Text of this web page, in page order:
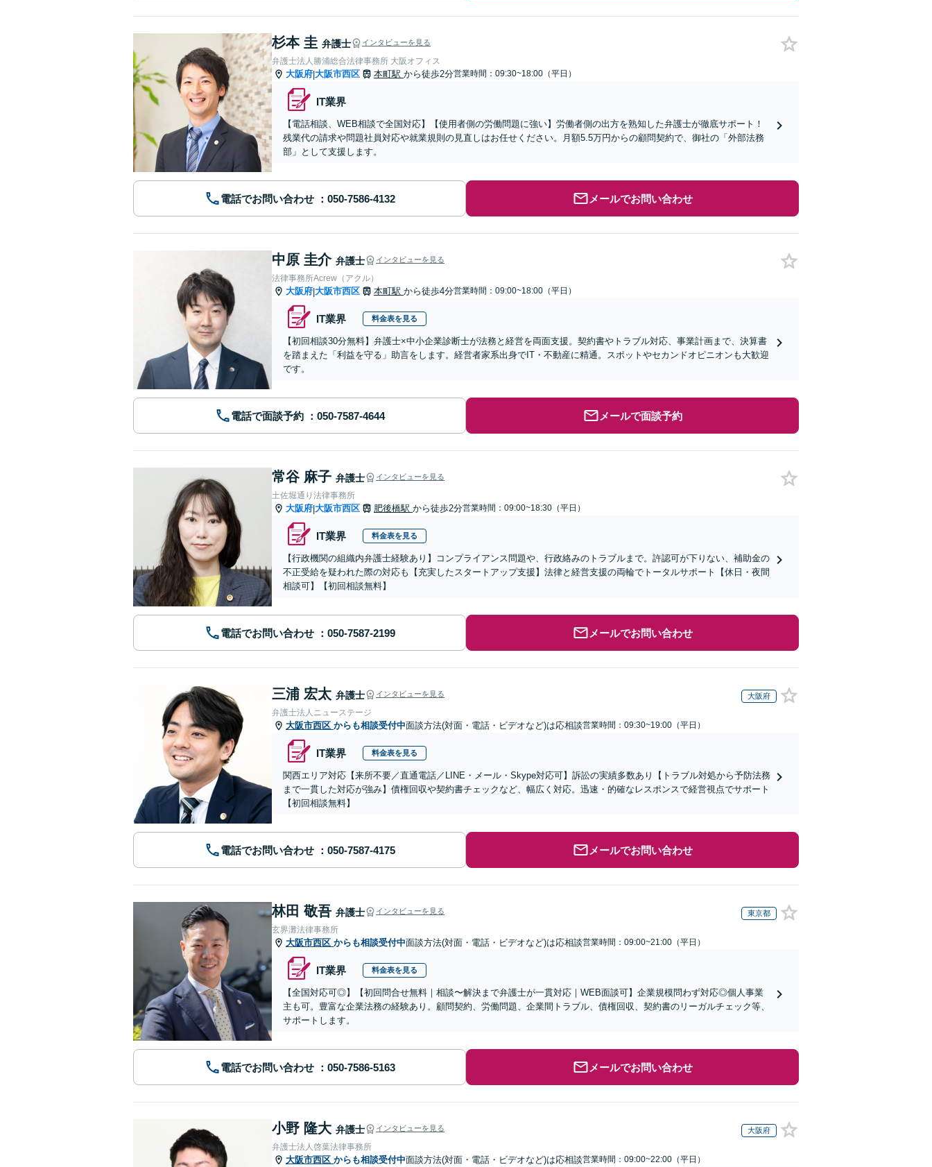
杉本 圭 弁護士 インタビューを見る
弁護士法人勝浦総合法律事務所 大阪オフィス
大阪府|大阪市西区 本町駅 から徒歩2分営業時間：09:30~18:00（平日）
IT業界
【電話相談、WEB相談で全国対応】【使用者側の労働問題に強い】労働者側の出方を熟知した弁護士が徹底サポート！
残業代の請求や問題社員対応や就業規則の見直しはお任せください。月額5.5万円からの顧問契約で、御社の「外部法務
部」として支援します。
電話でお問い合わせ メールでお問い合わせ
中原 圭介 弁護士 インタビューを見る
法律事務所Acrew（アクル）
大阪府|大阪市西区 本町駅 から徒歩4分営業時間：09:00~18:00（平日）
IT業界 料金表を見る
【初回相談30分無料】弁護士×中小企業診断士が法務と経営を両面支援。契約書やトラブル対応、事業計画まで、決算書
を踏まえた「利益を守る」助言をします。経営者家系出身でIT・不動産に精通。スポットやセカンドオピニオンも大歓迎
です。
電話で面談予約 メールで面談予約
常谷 麻子 弁護士 インタビューを見る
土佐堀通り法律事務所
大阪府|大阪市西区 肥後橋駅 から徒歩2分営業時間：09:00~18:30（平日）
IT業界 料金表を見る
【行政機関の組織内弁護士経験あり】コンプライアンス問題や、行政絡みのトラブルまで。許認可が下りない、補助金の
不正受給を疑われた際の対応も【充実したスタートアップ支援】法律と経営支援の両輪でトータルサポート【休日・夜間
相談可】【初回相談無料】
電話でお問い合わせ メールでお問い合わせ
三浦 宏太 弁護士 インタビューを見る 大阪府
弁護士法人ニューステージ
大阪市西区 からも相談受付中面談方法(対面・電話・ビデオなど)は応相談営業時間：09:30~19:00（平日）
IT業界 料金表を見る
関西エリア対応【来所不要／直通電話／LINE・メール・Skype対応可】訴訟の実績多数あり【トラブル対処から予防法務
まで一貫した対応が強み】債権回収や契約書チェックなど、幅広く対応。迅速・的確なレスポンスで経営視点でサポート
【初回相談無料】
電話でお問い合わせ メールでお問い合わせ
林田 敬吾 弁護士 インタビューを見る 東京都
玄界灘法律事務所
大阪市西区 からも相談受付中面談方法(対面・電話・ビデオなど)は応相談営業時間：09:00~21:00（平日）
IT業界 料金表を見る
【全国対応可◎】【初回問合せ無料｜相談〜解決まで弁護士が一貫対応｜WEB面談可】企業規模問わず対応◎個人事業
主も可。豊富な企業法務の経験あり。顧問契約、労働問題、企業間トラブル、債権回収、契約書のリーガルチェック等、
サポートします。
電話でお問い合わせ メールでお問い合わせ
小野 隆大 弁護士 インタビューを見る 大阪府
弁護士法人啓葉法律事務所
大阪市西区 からも相談受付中面談方法(対面・電話・ビデオなど)は応相談営業時間：09:00~22:00（平日）